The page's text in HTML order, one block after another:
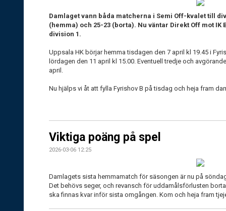
Damlaget vann båda matcherna i Semi Off-kvalet till
(hemma) och 25-23 (borta). Nu väntar Direkt Off mot IK
division 1.
Uppsala HK börjar hemma tisdagen den 7 april kl 19.45 i
lördagen den 11 april kl 15.00. Eventuell tredje och
april.
Nu hjälps vi åt att fylla Fyrishov B på tisdag och heja fram
Viktiga poäng på spel
2026-03-06 12:25
Damlagets sista hemmamatch för säsongen är nu på
Det behövs seger, och revansch för uddamålsförlusten
ska finnas kvar inför sista omgången. Kom och heja fram